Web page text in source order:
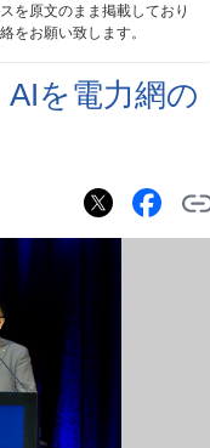
を原文のまま掲載しており
をお願い致します。
を電力網の